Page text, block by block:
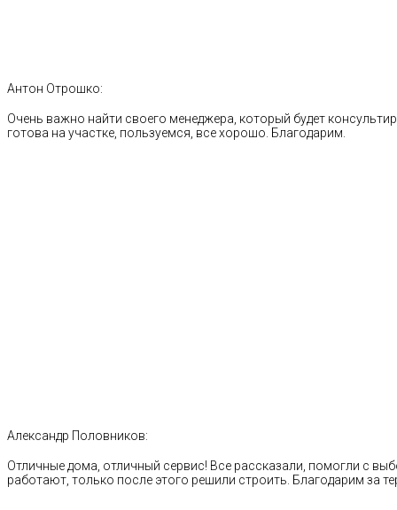
Антон Отрошко:
Очень важно найти своего менеджера, который будет
готова на участке, пользуемся, все хорошо. Благодарим.
Александр Половников:
Отличные дома, отличный сервис! Все рассказали, помогли с
работают, только после этого решили строить. Благодарим за